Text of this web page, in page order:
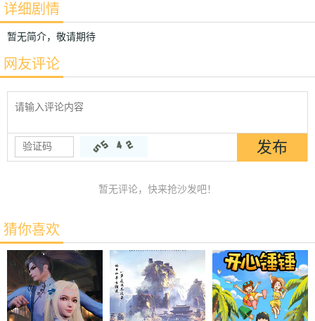
详细剧情
暂无简介，敬请期待
网友评论
暂无评论，快来抢沙发吧！
猜你喜欢